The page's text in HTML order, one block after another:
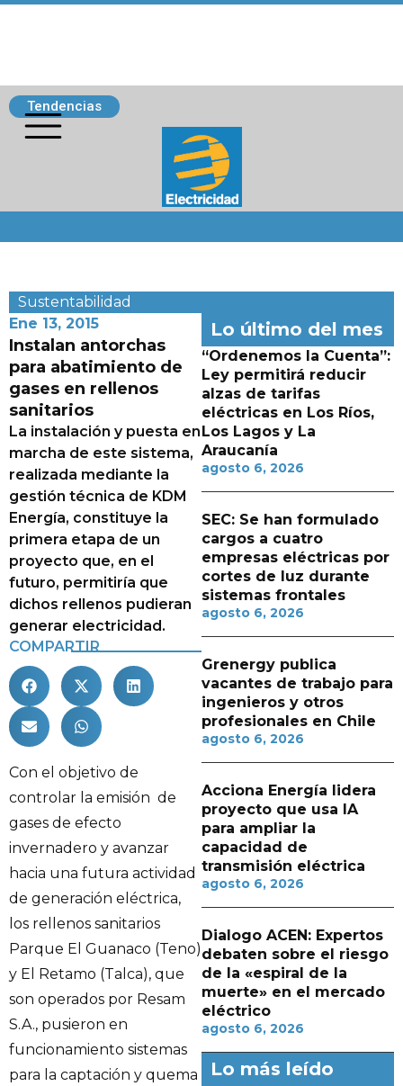
Tendencias
Sustentabilidad
Ene 13, 2015
Instalan antorchas
para abatimiento de
gases en rellenos
sanitarios
La instalación y puesta en
marcha de este sistema,
realizada mediante la
gestión técnica de KDM
Energía, constituye la
primera etapa de un
proyecto que, en el
futuro, permitiría que
dichos rellenos pudieran
generar electricidad.
COMPARTIR
Con el objetivo de
controlar la emisión de
gases de efecto
invernadero y avanzar
hacia una futura actividad
de generación eléctrica,
los rellenos sanitarios
Parque El Guanaco (Teno)
y El Retamo (Talca), que
son operados por Resam
S.A., pusieron en
funcionamiento sistemas
para la captación y quema
Lo último del mes
“Ordenemos la Cuenta”:
Ley permitirá reducir
alzas de tarifas
eléctricas en Los Ríos,
Los Lagos y La
Araucanía
agosto 6, 2026
SEC: Se han formulado
cargos a cuatro
empresas eléctricas por
cortes de luz durante
sistemas frontales
agosto 6, 2026
Grenergy publica
vacantes de trabajo para
ingenieros y otros
profesionales en Chile
agosto 6, 2026
Acciona Energía lidera
proyecto que usa IA
para ampliar la
capacidad de
transmisión eléctrica
agosto 6, 2026
Dialogo ACEN: Expertos
debaten sobre el riesgo
de la «espiral de la
muerte» en el mercado
eléctrico
agosto 6, 2026
Lo más leído